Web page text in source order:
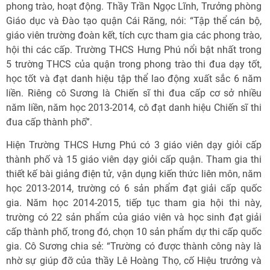
phong trào, hoạt động. Thầy Trần Ngọc Lĩnh, Trưởng phòng
Giáo dục và Đào tạo quận Cái Răng, nói: “Tập thể cán bộ,
giáo viên trường đoàn kết, tích cực tham gia các phong trào,
hội thi các cấp. Trường THCS Hưng Phú nổi bật nhất trong
5 trường THCS của quận trong phong trào thi đua dạy tốt,
học tốt và đạt danh hiệu tập thể lao động xuất sắc 6 năm
liền. Riêng cô Sương là Chiến sĩ thi đua cấp cơ sở nhiều
năm liền, năm học 2013-2014, cô đạt danh hiệu Chiến sĩ thi
đua cấp thành phố”.
Hiện Trường THCS Hưng Phú có 3 giáo viên dạy giỏi cấp
thành phố và 15 giáo viên dạy giỏi cấp quận. Tham gia thi
thiết kế bài giảng điện tử, vận dụng kiến thức liên môn, năm
học 2013-2014, trường có 6 sản phẩm đạt giải cấp quốc
gia. Năm học 2014-2015, tiếp tục tham gia hội thi này,
trường có 22 sản phẩm của giáo viên và học sinh đạt giải
cấp thành phố, trong đó, chọn 10 sản phẩm dự thi cấp quốc
gia. Cô Sương chia sẻ: “Trường có được thành công này là
nhờ sự giúp đỡ của thầy Lê Hoàng Thọ, cố Hiệu trưởng và